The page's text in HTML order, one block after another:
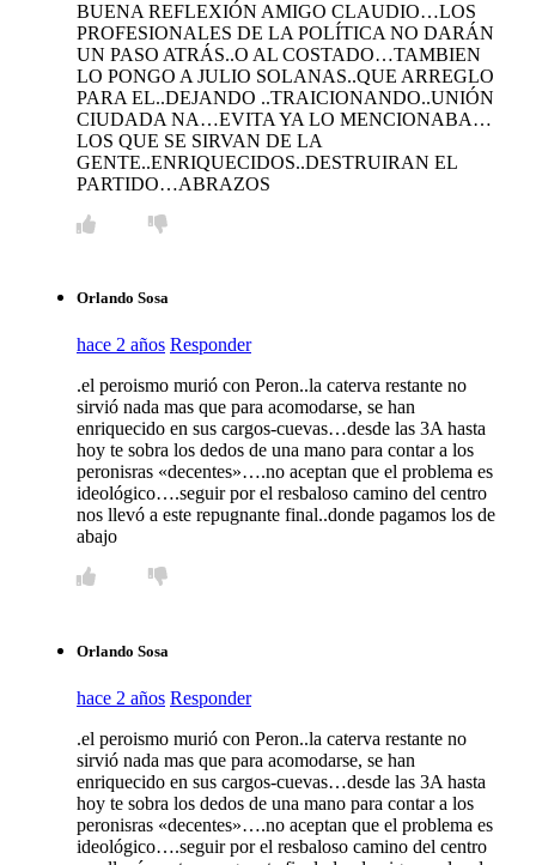
BUENA REFLEXIÓN AMIGO CLAUDIO…LOS
PROFESIONALES DE LA POLÍTICA NO DARÁN
UN PASO ATRÁS..O AL COSTADO…TAMBIEN
LO PONGO A JULIO SOLANAS..QUE ARREGLO
PARA EL..DEJANDO ..TRAICIONANDO..UNIÓN
CIUDADA NA…EVITA YA LO MENCIONABA…
LOS QUE SE SIRVAN DE LA
GENTE..ENRIQUECIDOS..DESTRUIRAN EL
PARTIDO…ABRAZOS
Orlando Sosa
hace 2 años Responder
.el peroismo murió con Peron..la caterva restante no
sirvió nada mas que para acomodarse, se han
enriquecido en sus cargos-cuevas…desde las 3A hasta
hoy te sobra los dedos de una mano para contar a los
peronisras «decentes»….no aceptan que el problema es
ideológico….seguir por el resbaloso camino del centro
nos llevó a este repugnante final..donde pagamos los de
abajo
Orlando Sosa
hace 2 años Responder
.el peroismo murió con Peron..la caterva restante no
sirvió nada mas que para acomodarse, se han
enriquecido en sus cargos-cuevas…desde las 3A hasta
hoy te sobra los dedos de una mano para contar a los
peronisras «decentes»….no aceptan que el problema es
ideológico….seguir por el resbaloso camino del centro